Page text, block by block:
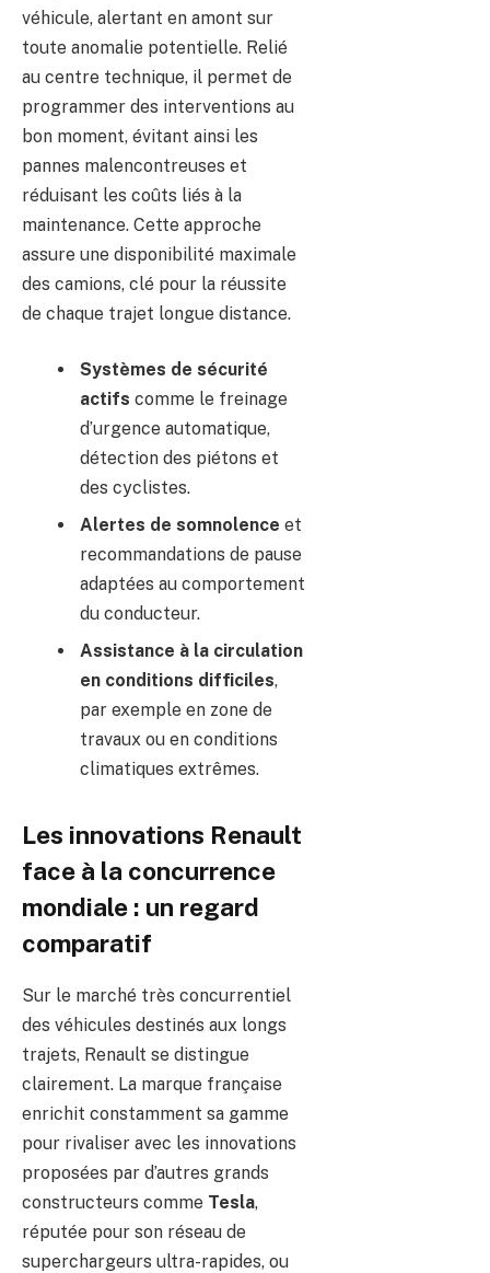
véhicule, alertant en amont sur
toute anomalie potentielle. Relié
au centre technique, il permet de
programmer des interventions au
bon moment, évitant ainsi les
pannes malencontreuses et
réduisant les coûts liés à la
maintenance. Cette approche
assure une disponibilité maximale
des camions, clé pour la réussite
de chaque trajet longue distance.
Systèmes de sécurité
actifs comme le freinage
d’urgence automatique,
détection des piétons et
des cyclistes.
Alertes de somnolence et
recommandations de pause
adaptées au comportement
du conducteur.
Assistance à la circulation
en conditions difficiles,
par exemple en zone de
travaux ou en conditions
climatiques extrêmes.
Les innovations Renault
face à la concurrence
mondiale : un regard
comparatif
Sur le marché très concurrentiel
des véhicules destinés aux longs
trajets, Renault se distingue
clairement. La marque française
enrichit constamment sa gamme
pour rivaliser avec les innovations
proposées par d’autres grands
constructeurs comme Tesla,
réputée pour son réseau de
superchargeurs ultra-rapides, ou